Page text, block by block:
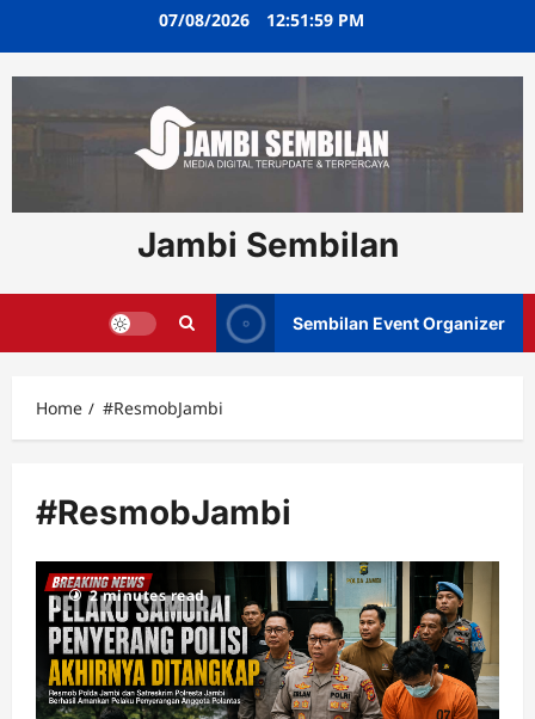
07/08/2026 12:52:00 PM
Jambi Sembilan
Sembilan Event Organizer
Home #ResmobJambi
#ResmobJambi
2 minutes read